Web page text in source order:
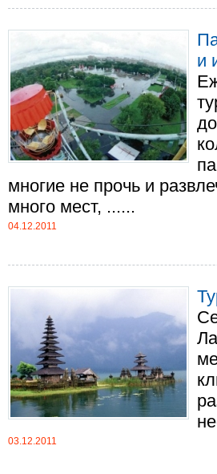
и
многие не прочь и
много мест, ......
04.12.2011
03.12.2011